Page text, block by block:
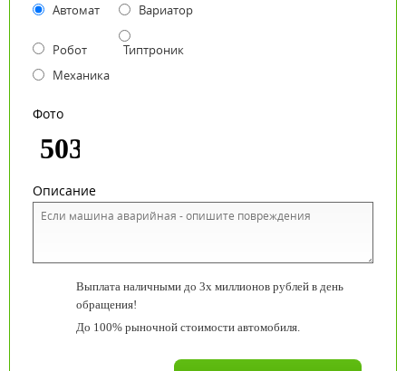
Автомат Вариатор
Робот
Типтроник
Механика
Фото
Описание
Выплата наличными до 3х миллионов рублей в день
обращения!
До 100% рыночной стоимости автомобиля.